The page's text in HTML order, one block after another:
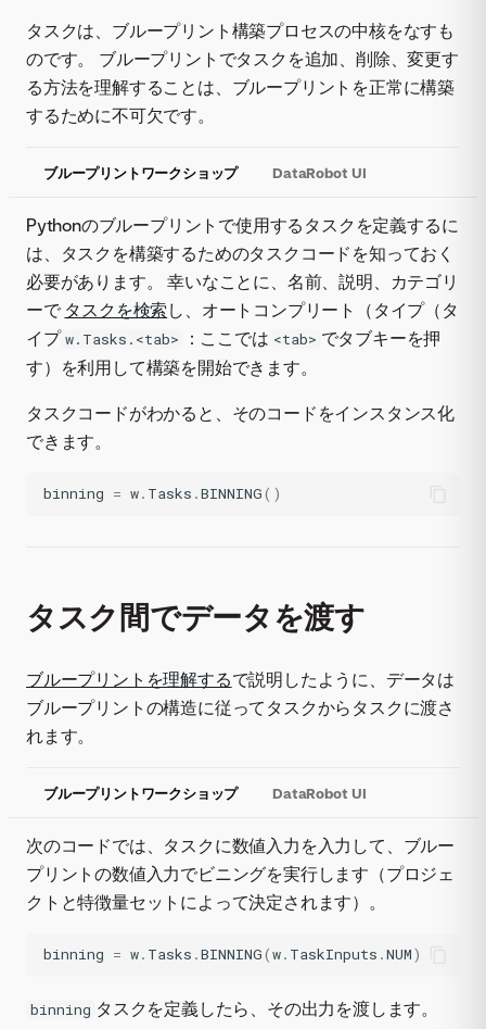
タスクは、ブループリント構築プロセスの中核をなすも
のです。 ブループリントでタスクを追加、削除、変更す
る方法を理解することは、ブループリントを正常に構築
するために不可欠です。
ブループリントワークショップ DataRobot UI
Pythonのブループリントで使用するタスクを定義するに
は、タスクを構築するためのタスクコードを知っておく
必要があります。 幸いなことに、名前、説明、カテゴリ
ーで タスクを検索 し、オートコンプリート（タイプ（タ
イプ w.Tasks.<tab> ：ここでは <tab> でタブキーを押
す）を利用して構築を開始できます。
タスクコードがわかると、そのコードをインスタンス化
できます。
binning = w. Tasks .BINNING()
タスク間でデータを渡す
ブループリントを理解するで説明したように、データは
ブループリントの構造に従ってタスクからタスクに渡さ
れます。
ブループリントワークショップ DataRobot UI
次のコードでは、タスクに数値入力を入力して、ブルー
プリントの数値入力でビニングを実行します（プロジェ
クトと特徴量セットによって決定されます）。
binning = w. Tasks .BINNING(w. TaskInputs .NUM)
binning タスクを定義したら、その出力を渡します。